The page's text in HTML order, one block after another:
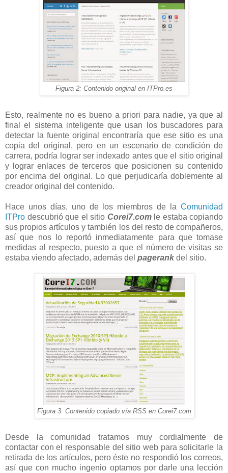
Figura 2: Contenido original en ITPro.es
Esto, realmente no es bueno a priori para nadie, ya que al
final el sistema inteligente que usan los buscadores para
detectar la fuente original encontraría que ese sitio es una
copia del original, pero en un escenario de condición de
carrera, podría lograr ser indexado antes que el sitio original
y lograr enlaces de terceros que posicionen su contenido
por encima del original. Lo que perjudicaría doblemente al
creador original del contenido.
Hace unos días, uno de los miembros de la Comunidad
ITPro descubrió que el sitio Corei7.comle estaba copiando
sus propios artículos y también los del resto de compañeros,
así que nos lo reportó inmediatamente para que tomase
medidas al respecto, puesto a que el número de visitas se
estaba viendo afectado, además del pagerank del sitio.
Figura 3: Contenido copiado vía RSS en Corei7.com
Desde la comunidad tratamos muy cordialmente de
contactar con el responsable del sitio web para solicitarle la
retirada de los artículos, pero éste no respondió los correos,
así que con mucho ingenio optamos por darle una lección